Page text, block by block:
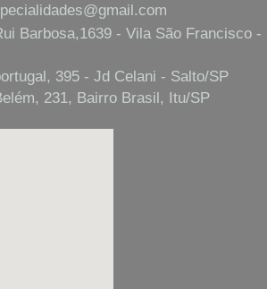
Barbosa,1639 - Vila São Francisco -
395 - Jd Celani - Salto/SP
231, Bairro Brasil, Itu/SP